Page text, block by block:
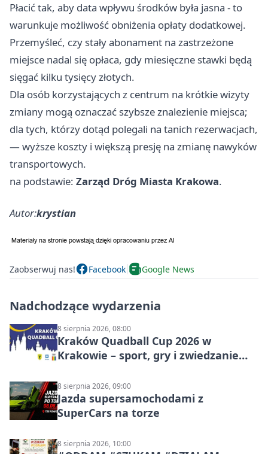
Płacić tak, aby data wpływu środków była jasna - to
warunkuje możliwość obniżenia opłaty dodatkowej.
Przemyśleć, czy stały abonament na zastrzeżone
miejsce nadal się opłaca, gdy miesięczne stawki będą
sięgać kilku tysięcy złotych.
Dla osób korzystających z centrum na krótkie wizyty
zmiany mogą oznaczać szybsze znalezienie miejsca;
dla tych, którzy dotąd polegali na tanich rezerwacjach,
— wyższe koszty i większą presję na zmianę nawyków
transportowych.
na podstawie: Zarząd Dróg Miasta Krakowa.
Autor:krystian
Zaobserwuj nas! Facebook Google News
Nadchodzące wydarzenia
8 sierpnia 2026, 08:00
Kraków Quadball Cup 2026 w
Krakowie – sport, gry i zwiedzanie
8 sierpnia 2026, 09:00
Jazda supersamochodami z
SuperCars na torze
8 sierpnia 2026, 10:00